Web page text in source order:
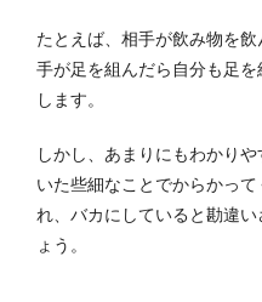
たとえば、相手が飲み物を
手が足を組んだら自分も足
します。
しかし、あまりにもわかり
いた些細なことでからかっ
れ、バカにしていると勘違
ょう。